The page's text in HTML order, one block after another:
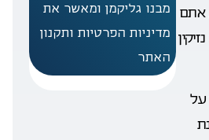
מבנו גליקמן ומאשר את
מדיניות הפרטיות ותקנון
האתר
אתם
על